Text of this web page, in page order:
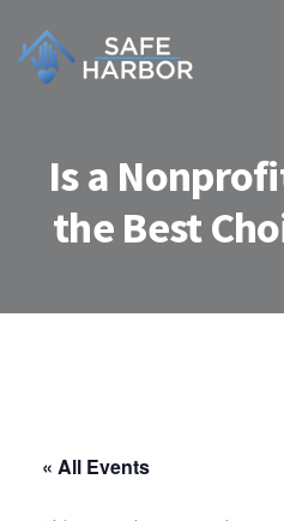
Is a
the Best
« All Events